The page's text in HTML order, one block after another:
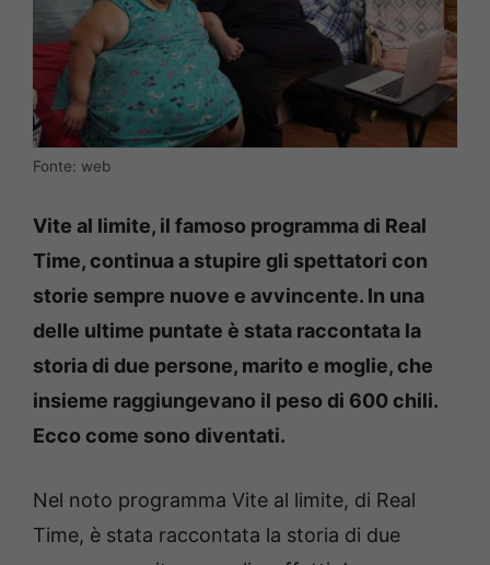
Fonte: web
Vite al limite, il famoso programma di Real
Time, continua a stupire gli spettatori con
storie sempre nuove e avvincente. In una
delle ultime puntate è stata raccontata la
storia di due persone, marito e moglie, che
insieme raggiungevano il peso di 600 chili.
Ecco come sono diventati.
Nel noto programma Vite al limite, di Real
Time, è stata raccontata la storia di due